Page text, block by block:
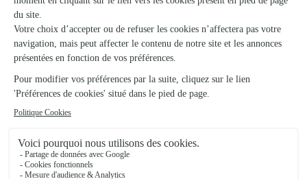
150 ans. Le saviez-vous ? C’est sous le règne de la
Reine Victoria en Grande-Bretagne que l’on
commence à offrir de petits ours aux enfants. Ensuite,
offrir un ours très mignon comme cadeau s’est diffusé
en France, en Allemagne, aux Etats-Unis (avec le
fameux ours Teddy Bear, en hommage à Théodore
Roosevelt), puis bien sûr dans le monde entier !
L’ours rose éternelles’inspire de cette tradition et la
revisite en la mêlant harmonieusement à une autre
grande tradition : celle des roses, un cadeau qui